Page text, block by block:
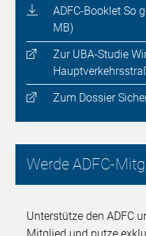
ADFC-Booklet So
MB)
Zur UBA-Studie
Zum Dossier
Werde ADFC-
Unterstütze den ADFC